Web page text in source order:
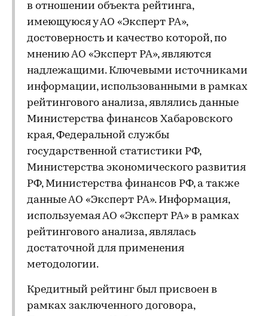
в отношении объекта рейтинга,
имеющуюся у АО «Эксперт РА»,
достоверность и качество которой, по
мнению АО «Эксперт РА», являются
надлежащими. Ключевыми источниками
информации, использованными в рамках
рейтингового анализа, являлись данные
Министерства финансов Хабаровского
края, Федеральной службы
государственной статистики РФ,
Министерства экономического развития
РФ, Министерства финансов РФ, а также
данные АО «Эксперт РА». Информация,
используемая АО «Эксперт РА» в рамках
рейтингового анализа, являлась
достаточной для применения
методологии.
Кредитный рейтинг был присвоен в
рамках заключенного договора,